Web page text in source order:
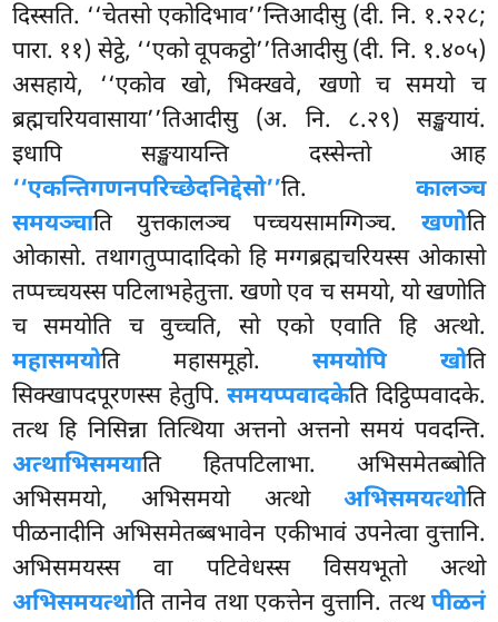
दिस्सति. ‘‘चेतसो एकोदिभाव’’न्तिआदीसु (दी. नि. १.२२८;
पारा. ११) सेट्ठे, ‘‘एको वूपकट्ठो’’तिआदीसु (दी. नि. १.४०५)
असहाये, ‘‘एकोव खो, भिक्खवे, खणो च समयो च
ब्रह्मचरियवासाया’’तिआदीसु (अ. नि. ८.२९) सङ्खयायं.
इधापि सङ्खयायन्ति दस्सेन्तो आह
‘‘एकन्तिगणनपरिच्छेदनिद्देसो’’ति. कालञ्च
समयञ्चाति युत्तकालञ्च पच्चयसामग्गिञ्च. खणोति
ओकासो. तथागतुप्पादादिको हि मग्गब्रह्मचरियस्स ओकासो
तप्पच्चयस्स पटिलाभहेतुत्ता. खणो एव च समयो, यो खणोति
च समयोति च वुच्चति, सो एको एवाति हि अत्थो.
महासमयोति महासमूहो.समयोपि खोति
सिक्खापदपूरणस्स हेतुपि.समयप्पवादकेति दिट्ठिप्पवादके.
तत्थ हि निसिन्ना तित्थिया अत्तनो अत्तनो समयं पवदन्ति.
अत्थाभिसमयाति हितपटिलाभा. अभिसमेतब्बोति
अभिसमयो, अभिसमयो अत्थो अभिसमयत्थोति
पीळनादीनि अभिसमेतब्बभावेन एकीभावं उपनेत्वा वुत्तानि.
अभिसमयस्स वा पटिवेधस्स विसयभूतो अत्थो
अभिसमयत्थोति तानेव तथा एकत्तेन वुत्तानि. तत्थपीळनं